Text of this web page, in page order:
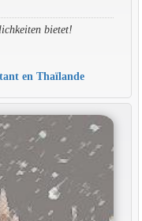
bietet!
en Thaïlande